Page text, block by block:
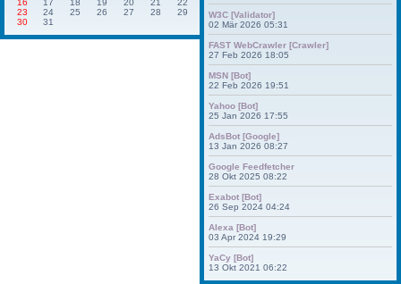
23
24 25 26 27 28
29
30
31
W3C [Validator]
02 Mär 2026 05:31
FAST WebCrawler [Crawler]
27 Feb 2026 18:05
MSN [Bot]
22 Feb 2026 19:51
Yahoo [Bot]
25 Jan 2026 17:55
AdsBot [Google]
13 Jan 2026 08:27
Google Feedfetcher
28 Okt 2025 08:22
Exabot [Bot]
26 Sep 2024 04:24
Alexa [Bot]
03 Apr 2024 19:29
YaCy [Bot]
13 Okt 2021 06:22